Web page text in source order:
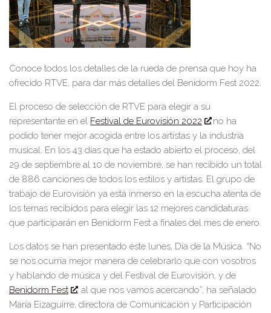
Conoce todos los detalles de la rueda de prensa que hoy ha
ofrecido RTVE, para dar más detalles del Benidorm Fest 2022.
El proceso de selección de RTVE para elegir a su
representante en el Festival de Eurovisión 2022
no ha
podido tener mejor acogida entre los artistas y la industria
musical. En los 43 días que ha estado abierto el proceso, del
29 de septiembre al 10 de noviembre, se han recibido un total
de 886 canciones de todos los estilos y artistas. El grupo de
trabajo de Eurovisión ya está inmerso en la escucha atenta de
los temas recibidos para elegir las 12 mejores candidaturas
que participarán en Benidorm Fest a finales del mes de enero.
Los datos se han presentado este lunes, Día de la Música. “No
se nos ocurría mejor manera de celebrarlo que con vosotros
y hablando de música y del Festival de Eurovisión, y de
Benidorm Fest
, al que nos vamos acercando”, ha señalado
María Eizaguirre, directora de Comunicación y Participación